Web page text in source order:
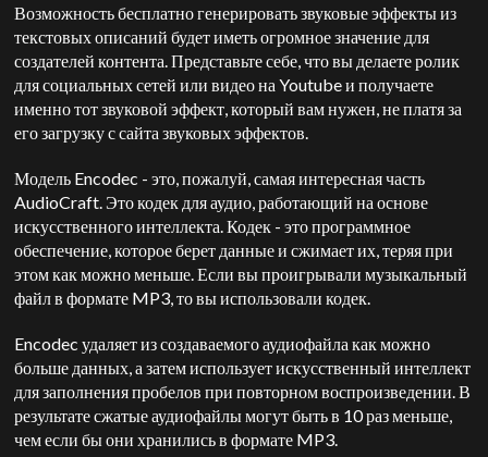
Возможность бесплатно генерировать звуковые эффекты из
текстовых описаний будет иметь огромное значение для
создателей контента. Представьте себе, что вы делаете ролик
для социальных сетей или видео на Youtube и получаете
именно тот звуковой эффект, который вам нужен, не платя за
его загрузку с сайта звуковых эффектов.
Модель Encodec - это, пожалуй, самая интересная часть
AudioCraft. Это кодек для аудио, работающий на основе
искусственного интеллекта. Кодек - это программное
обеспечение, которое берет данные и сжимает их, теряя при
этом как можно меньше. Если вы проигрывали музыкальный
файл в формате MP3, то вы использовали кодек.
Encodec удаляет из создаваемого аудиофайла как можно
больше данных, а затем использует искусственный интеллект
для заполнения пробелов при повторном воспроизведении. В
результате сжатые аудиофайлы могут быть в 10 раз меньше,
чем если бы они хранились в формате MP3.